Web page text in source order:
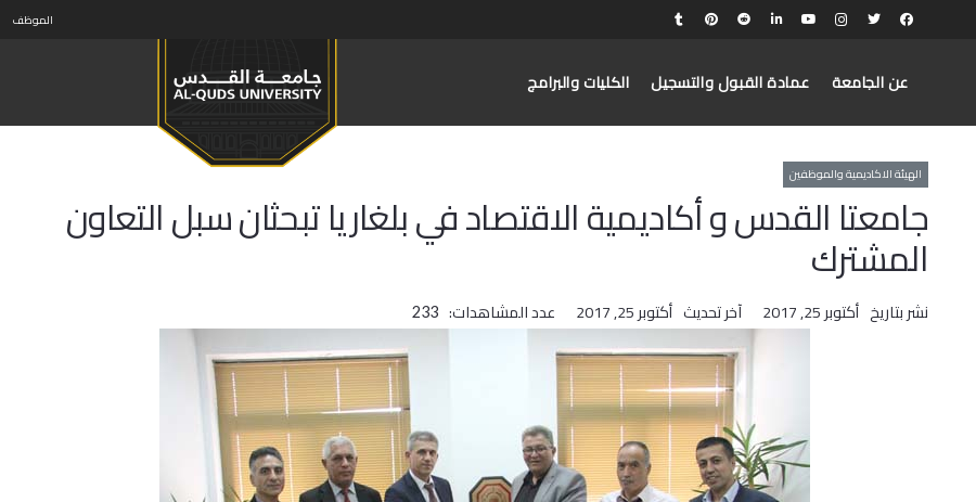
الموظف
عن الجامعة عمادة القبول والتسجيل الكليات والبرامج
الهيئة الاكاديمية والموظفين
جامعتا القدس و أكاديمية الاقتصاد في بلغاريا تبحثان سبل التعاون
المشترك
نشر بتاريخ أكتوبر 25, 2017 آخر تحديث أكتوبر 25, 2017 عدد المشاهدات: 233